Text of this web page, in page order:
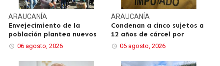
ARAUCANÍA
Envejecimiento de la
población plantea nuevos
06 agosto, 2026
ARAUCANÍA
Condenan a cinco sujetos a
12 años de cárcel por
06 agosto, 2026